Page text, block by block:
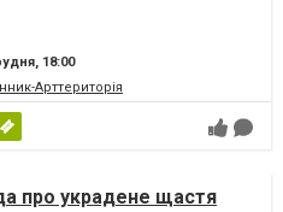
18:00
Арттериторія
про украдене щастя